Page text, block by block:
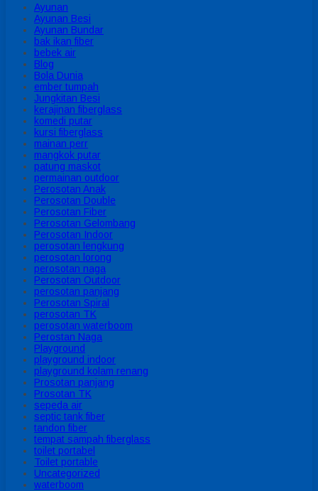
Ayunan
Ayunan Besi
Ayunan Bundar
bak ikan fiber
bebek air
Blog
Bola Dunia
ember tumpah
Jungkitan Besi
kerajinan fiberglass
komedi putar
kursi fiberglass
mainan perr
mangkok putar
patung maskot
permainan outdoor
Perosotan Anak
Perosotan Double
Perosotan Fiber
Perosotan Gelombang
Perosotan Indoor
perosotan lengkung
perosotan lorong
perosotan naga
Perosotan Outdoor
perosotan panjang
Perosotan Spiral
perosotan TK
perosotan waterboom
Perostan Naga
Playground
playground indoor
playground kolam renang
Prosotan panjang
Prosotan TK
sepeda air
septic tank fiber
tandon fiber
tempat sampah fiberglass
toilet portabel
Toilet portable
Uncategorized
waterboom